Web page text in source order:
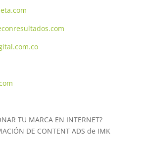
TU MARCA EN INTERNET?
DE CONTENT ADS de IMK